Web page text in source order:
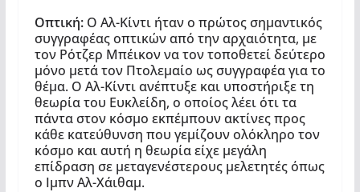
Οπτική:Ο Αλ-Κίντι ήταν ο πρώτος σημαντικός
συγγραφέας οπτικών από την αρχαιότητα, με
τον Ρότζερ Μπέικον να τον τοποθετεί δεύτερο
μόνο μετά τον Πτολεμαίο ως συγγραφέα για το
θέμα. Ο Αλ-Κίντι ανέπτυξε και υποστήριξε τη
θεωρία του Ευκλείδη, ο οποίος λέει ότι τα
πάντα στον κόσμο εκπέμπουν ακτίνες προς
κάθε κατεύθυνση που γεμίζουν ολόκληρο τον
κόσμο και αυτή η θεωρία είχε μεγάλη
επίδραση σε μεταγενέστερους μελετητές όπως
ο Ιμπν Αλ-Χάιθαμ.